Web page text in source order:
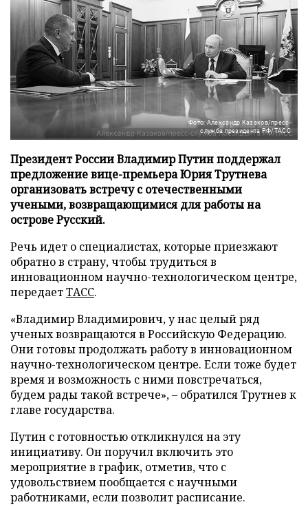
Фото: Александр Казаков/пресс-
служба президента РФ/ТАСС
Президент России Владимир Путин поддержал
предложение вице-премьера Юрия Трутнева
организовать встречу с отечественными
учеными, возвращающимися для работы на
острове Русский.
Речь идет о специалистах, которые приезжают
обратно в страну, чтобы трудиться в
инновационном научно-технологическом центре,
передаетТАСС.
«Владимир Владимирович, у нас целый ряд
ученых возвращаются в Российскую Федерацию.
Они готовы продолжать работу в инновационном
научно-технологическом центре. Если тоже будет
время и возможность с ними повстречаться,
будем рады такой встрече», – обратился Трутнев к
главе государства.
Путин с готовностью откликнулся на эту
инициативу. Он поручил включить это
мероприятие в график, отметив, что с
удовольствием пообщается с научными
работниками, если позволит расписание.